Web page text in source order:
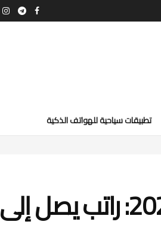
تطبيقات سياحية للهواتف الذكية
عقد عمل نادل في دبي 2025: راتب يصل إلى